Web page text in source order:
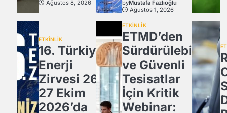
Ağustos 8, 2026 byMustafa Fazlıoğlu
Ağustos 1, 2026
ETKİNLİK
16. Türkiye
Enerji
Zirvesi 26-
27 Ekim
2026’da
ETKİNLİK
ETMD’den
Sürdürülebilir
ve Güvenli
Tesisatlar
İçin Kritik
Webinar: